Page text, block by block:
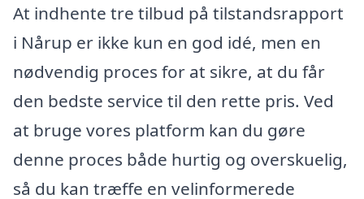
At indhente tre tilbud på tilstandsrapport
i Nårup er ikke kun en god idé, men en
nødvendig proces for at sikre, at du får
den bedste service til den rette pris. Ved
at bruge vores platform kan du gøre
denne proces både hurtig og overskuelig,
så du kan træffe en velinformerede